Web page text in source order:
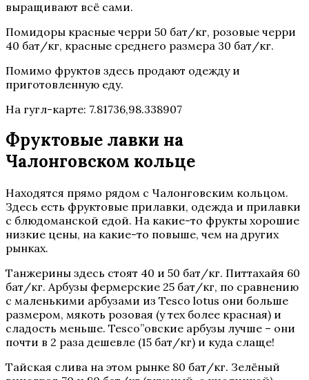
выращивают всё сами.
Помидоры красные черри 50 бат/кг, розовые черри
40 бат/кг, красные среднего размера 30 бат/кг.
Помимо фруктов здесь продают одежду и
приготовленную еду.
На гугл-карте: 7.81736,98.338907
Фруктовые лавки на
Чалонговском кольце
Находятся прямо рядом с Чалонговским кольцом.
Здесь есть фруктовые прилавки, одежда и прилавки
с блюдоманской едой. На какие-то фрукты хорошие
низкие цены, на какие-то повыше, чем на других
рынках.
Танжерины здесь стоят 40 и 50 бат/кг. Питтахайя 60
бат/кг. Арбузы фермерские 25 бат/кг, по сравнению
с маленькими арбузами из Tesco lotus они больше
размером, мякоть розовая (у тех более красная) и
сладость меньше. Tesco”овские арбузы лучше – они
почти в 2 раза дешевле (15 бат/кг) и куда слаще!
Тайская слива на этом рынке 80 бат/кг. Зелёный